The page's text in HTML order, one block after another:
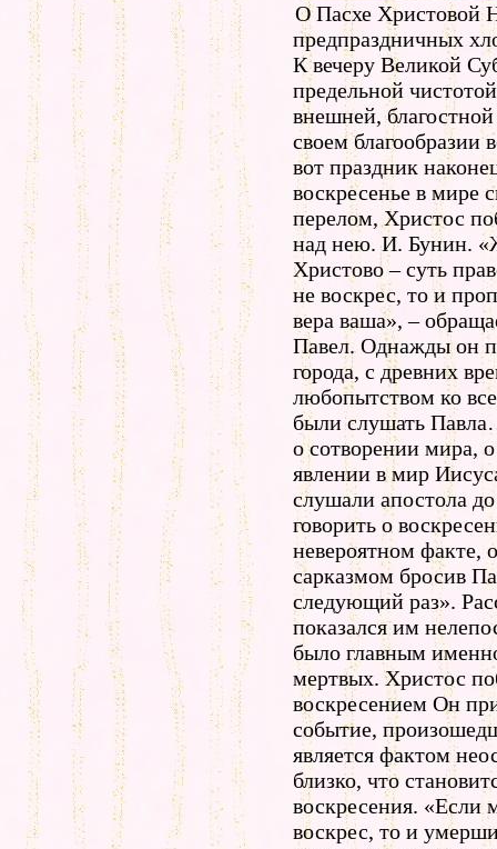
О Пасхе Христовой
предпраздничных
К вечеру Великой
предельной
внешней,
своем благообразии
вот праздник
воскресенье в мире
перелом, Христос
над нею. И. Бунин.
Христово – суть
не воскрес, то и
вера ваша», –
Павел. Однажды он
города, с древних
любопытством ко
были слушать
о сотворении мира,
явлении в мир
слушали апостола
говорить о
невероятном факте,
сарказмом бросив
следующий раз».
показался им
было главным
мертвых. Христос
воскресением Он
событие,
является фактом
близко, что
воскресения. «Если
воскрес, то и